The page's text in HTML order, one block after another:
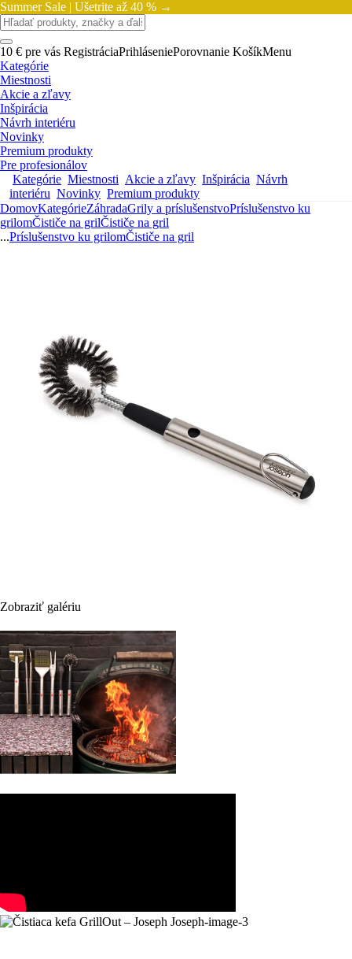
Summer Sale | Ušetrite až 40 % →
10 € pre vás RegistráciaPrihláseniePorovnanie KošíkMenu
Kategórie
Miestnosti
Akcie a zľavy
Inšpirácia
Návrh interiéru
Novinky
Premium produkty
Pre profesionálov
Kategórie Miestnosti Akcie a zľavy Inšpirácia Návrh
interiéru Novinky Premium produkty
DomovKategórieZáhradaGrily a príslušenstvoPríslušenstvo ku
grilomČističe na grilČističe na gril
...Príslušenstvo ku grilomČističe na gril
Zobraziť galériu